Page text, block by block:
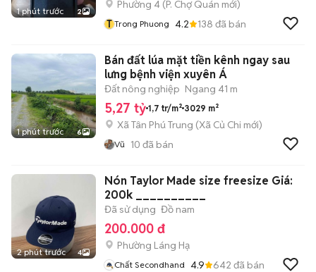
1 phút trước 2
Phường 4 (P. Chợ Quán mới)
T Trong Phuong 4.2 138 đã bán
1 phút trước 6
Bán đất lúa mặt tiền kênh ngay sau
lưng bệnh viện xuyên Á
Đất nông nghiệp Ngang 41 m
5,27 tỷ 1,7 tr/m² 3029 m²
Xã Tân Phú Trung (Xã Củ Chi mới)
Vũ 10 đã bán
2 phút trước 4
Nón Taylor Made size freesize Giá:
200k __________
Đã sử dụng Đồ nam
200.000 đ
Phường Láng Hạ
Chất Secondhand 4.9 642 đã bán